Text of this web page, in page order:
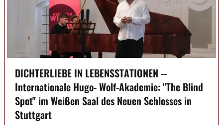
DICHTERLIEBE IN LEBENSSTATIONEN --
Internationale Hugo- Wolf-Akademie: "The Blind
Spot" im Weißen Saal des Neuen Schlosses in
Stuttgart